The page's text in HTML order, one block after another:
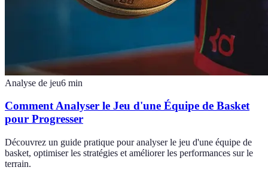
Analyse de jeu6 min
Comment Analyser le Jeu d'une Équipe de Basket
pour Progresser
Découvrez un guide pratique pour analyser le jeu d'une équipe de
basket, optimiser les stratégies et améliorer les performances sur le
terrain.